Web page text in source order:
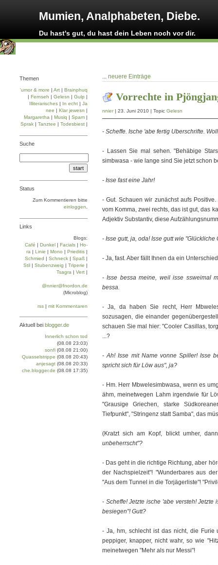
Mumien, Analphabeten, Diebe.
Du hast's gut, du hast dein Leben noch vor dir.
... neuere Einträge
Vorrechte in
nnier| 23. Juni 2010 | Topic Gelesn
- Scheffe. Ische 'abe fertig Uberschrifte.
- Lassen Sie mal sehen. "Behäbige
simbwasa - wie lange sind Sie jetzt schon
- Isse fast eine Jahr!
- Gut. Schauen wir zunächst aufs
vom Komma, zwei rechts, das ist gut, das
Adjektiv Substantiv, diese
- Isse gutt, ja, oda! Isse gutt wie "Glückliche
- Ja, fast. Aber fällt Ihnen da ein
- Isse bessa meine, weil isse ssweimal
bessa.
- Ja, da haben Sie recht, Herr
sozusagen, die einander
schauen Sie mal hier: "Cooler Casillas,
...?
- Ah! Isse mit Name vonne Spiller! Isse
spricht sich für Löw aus", ja?
- Hm. Herr Mbwelesimbwasa, wenn es
ähm, meinetwegen Lahm irgendwie für
"Grausige Griechen, starke
Tiefpunkt", "Stringenz statt Samba", das
(Kratzt sich am Kopf, blickt umher,
unbeherrscht"?
- Das geht in die richtige Richtung, aber
der Nachspielzeit"! "Wunderbares aus
"Aus dem Tunnel in die Torjägerliste"!
- Scheffe! Jetzte ische 'abe versteh!
besiegen"! Gutt?
- Ja, hm, schlecht ist das nicht, die Furie
peppiger, knapper, nicht wahr, so wie
meinetwegen "Mehr als nur Messi"!
Themen
'umor & more | Art | Brainphuq
| Fernseh | Gelesn | Gulp |
Illiterarisches | In echt | Ja
nee | Klar jewesn |
Margaretha | Musiq | Spam |
Sprak | Tanztee | Todesbiest |
Suche
Status
Zum Kommentieren bitte
einloggen
Links
Blogs:
Café | Dun­kel | Facials | Ho­
ra | Linie | Mo­no | Prie­di­tis |
Schmied | Schneck | Spaß |
Stil | Stu­ben­zweig | Tri­pe­rie |
Tsa­gra | Vert |
@nnier@fnordon.de
(Microblog)
rss | mit Kommentaren
Aktuell bei blogger.de
Innerlich schon tod
(08.08 23:03)
sonfi (08.08 21:00)
Quasselstrippe (08.08 20:43)
anjesagt (08.08 20:33)
che.blogger.de (08.08 17:35)